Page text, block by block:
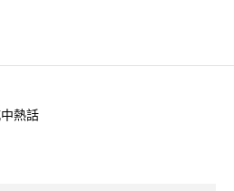
熱話